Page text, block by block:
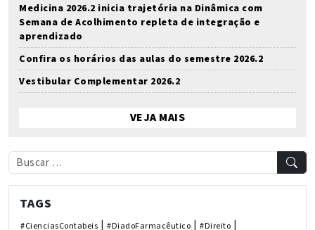
Medicina 2026.2 inicia trajetória na Dinâmica com
Semana de Acolhimento repleta de integração e
aprendizado
Confira os horários das aulas do semestre 2026.2
Vestibular Complementar 2026.2
VEJA MAIS
TAGS
#CienciasContabeis | #DiadoFarmacêutico | #Direito |